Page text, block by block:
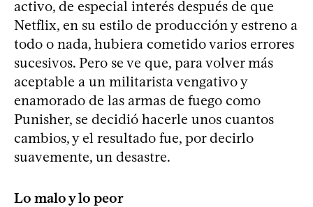
activo, de especial interés después de que
Netflix, en su estilo de producción y estreno a
todo o nada, hubiera cometido varios errores
sucesivos. Pero se ve que, para volver más
aceptable a un militarista vengativo y
enamorado de las armas de fuego como
Punisher, se decidió hacerle unos cuantos
cambios, y el resultado fue, por decirlo
suavemente, un desastre.
Lo malo y lo peor